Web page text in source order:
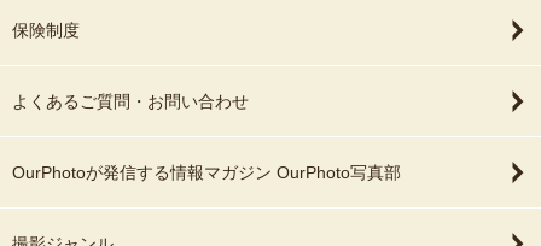
保険制度
よくあるご質問・お問い合わせ
OurPhotoが発信する情報マガジン OurPhoto写真部